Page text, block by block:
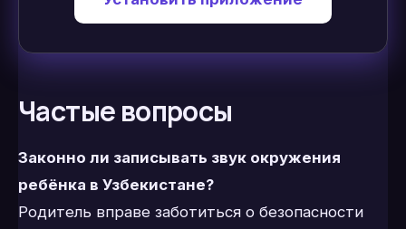
Частые вопросы
Законно ли записывать звук окружения
ребёнка в Узбекистане?
Родитель вправе заботиться о безопасности